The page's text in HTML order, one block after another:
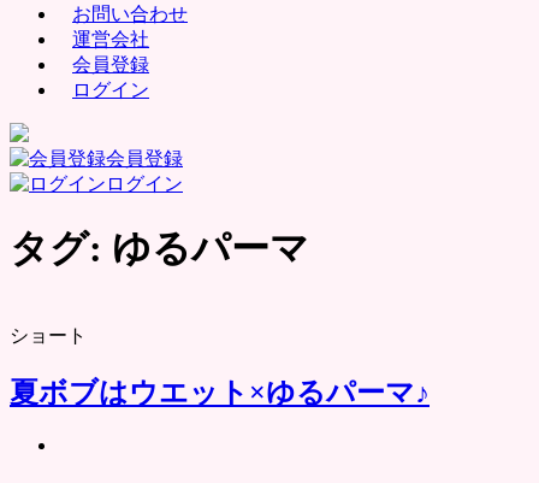
お問い合わせ
運営会社
会員登録
ログイン
会員登録
ログイン
タグ: ゆるパーマ
ショート
夏ボブはウエット×ゆるパーマ♪